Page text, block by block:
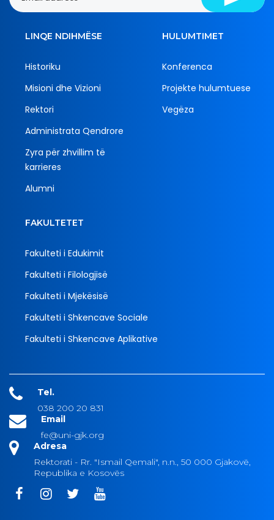
LINQE NDIHMËSE
Historiku
Misioni dhe Vizioni
Rektori
Administrata Qendrore
Zyra për zhvillim të
karrieres
Alumni
HULUMTIMET
Konferenca
Projekte hulumtuese
Vegëza
FAKULTETET
Fakulteti i Edukimit
Fakulteti i Filologjisë
Fakulteti i Mjekësisë
Fakulteti i Shkencave Sociale
Fakulteti i Shkencave Aplikative
Tel.
038 200 20 831
Email
fe@uni-gjk.org
Adresa
Rektorati - Rr. "Ismail Qemali", n.n., 50 000 Gjakovë,
Republika e Kosovës